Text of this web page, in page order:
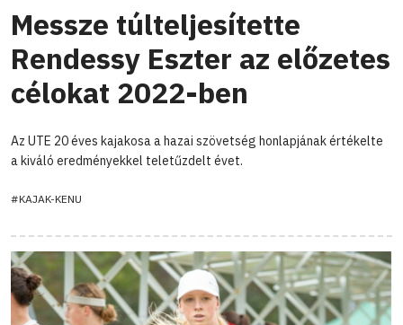
Messze túlteljesítette
Rendessy Eszter az előzetes
célokat 2022-ben
Az UTE 20 éves kajakosa a hazai szövetség honlapjának értékelte
a kiváló eredményekkel teletűzdelt évet.
#KAJAK-KENU